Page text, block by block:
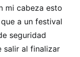
mi cabeza esto
que a un festival
seguridad
salir al finalizar